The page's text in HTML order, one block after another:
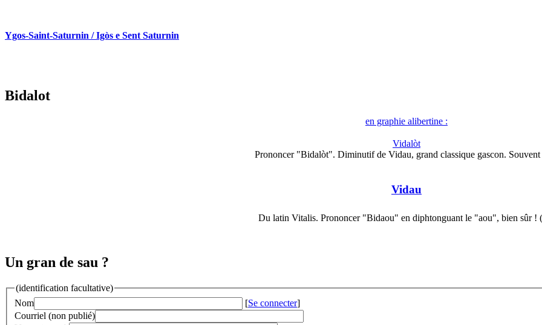
Ygos-Saint-Saturnin / Igòs e Sent Saturnin
Bidalot
en graphie alibertine :
Vidalòt
Prononcer "Bidalòt". Diminutif de Vidau, grand classique gascon.
Vidau
Du latin Vitalis. Prononcer "Bidaou" en diphtonguant le "aou", bien sûr
Un gran de sau ?
(identification facultative)
Nom
[Se connecter]
Courriel (non publié)